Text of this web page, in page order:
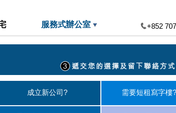
服務式辦公室 +852
成立新公司? 需要短租寫字樓?